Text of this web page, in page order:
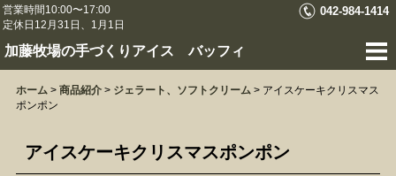
営業時間10:00〜17:00
定休日12月31日、1月1日
042-984-1414
加藤牧場の手づくりアイス バッフィ
ホーム > 商品紹介 > ジェラート、ソフトクリーム > アイスケーキクリスマス
ポンポン
アイスケーキクリスマスポンポン